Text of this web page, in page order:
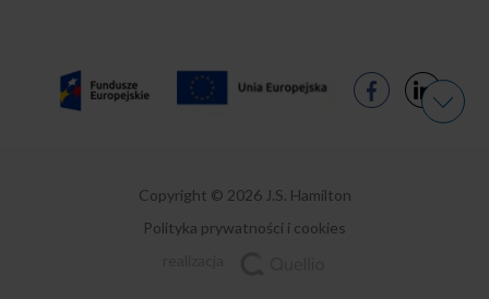
Copyright © 2026 J.S. Hamilton
Polityka prywatności i cookies